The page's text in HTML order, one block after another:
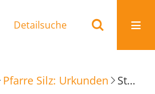
Detailsuche
Pfarre Silz: Urkunden Stiftung